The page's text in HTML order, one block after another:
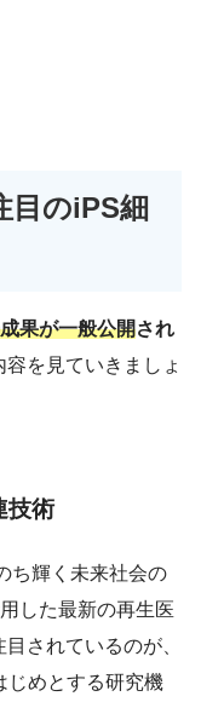
目のiPS細
果が一般公開され
を見ていきましょ
技術
ち輝く未来社会の
した最新の再生医
されているのが、
じめとする研究機